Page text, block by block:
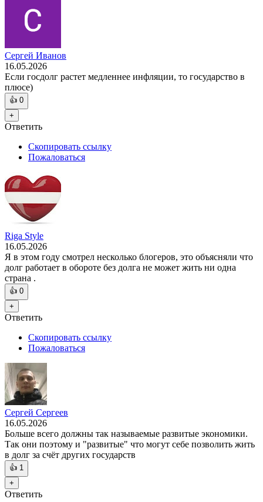
Сергей Иванов
16.05.2026
Если госдолг растет медленнее инфляции, то государство в
плюсе)
👍 0
+
Ответить
Скопировать ссылку
Пожаловаться
Riga Style
16.05.2026
Я в этом году смотрел несколько блогеров, это объясняли что
долг работает в обороте без долга не может жить ни одна
страна .
👍 0
+
Ответить
Скопировать ссылку
Пожаловаться
Сергей Сергеев
16.05.2026
Больше всего должны так называемые развитые экономики.
Так они поэтому и "развитые" что могут себе позволить жить
в долг за счёт других государств
👍 1
+
Ответить